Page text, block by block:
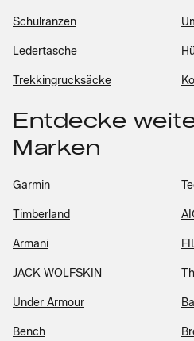
Schulranzen
Ledertasche
Trekkingrucksäcke
Entdecke
Marken
Garmin
Timberland
Armani
JACK WOLFSKIN
Under Armour
Bench